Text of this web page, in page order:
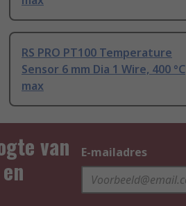
RS PRO PT100 Temperature
Sensor 6 mm Dia 1 Wire, 400 °C
max
van
E-mailadres